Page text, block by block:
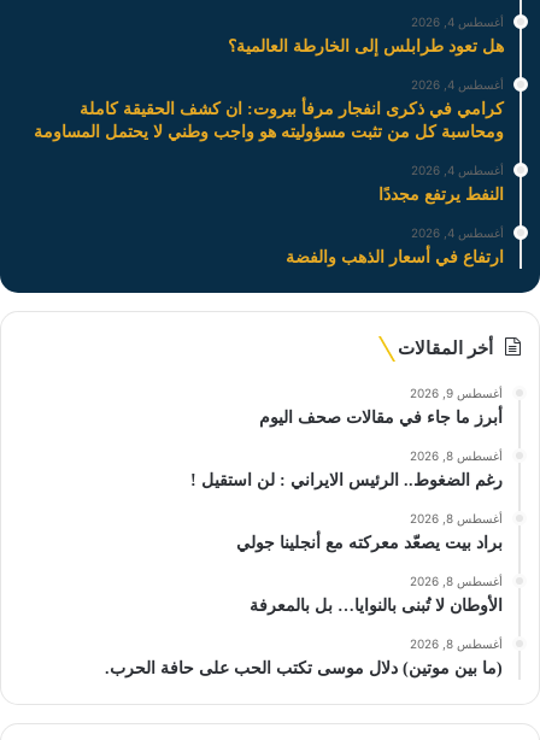
أغسطس 4, 2026
هل تعود طرابلس إلى الخارطة العالمية؟
أغسطس 4, 2026
كرامي في ذكرى انفجار مرفأ بيروت: ان كشف الحقيقة كاملة
ومحاسبة كل من تثبت مسؤوليته هو واجب وطني لا يحتمل المساومة
أغسطس 4, 2026
النفط يرتفع مجددًا
أغسطس 4, 2026
ارتفاع في أسعار الذهب والفضة
أخر المقالات
أغسطس 9, 2026
أبرز ما جاء في مقالات صحف اليوم
أغسطس 8, 2026
رغم الضغوط.. الرئيس الايراني : لن استقيل !
أغسطس 8, 2026
براد بيت يصعّد معركته مع أنجلينا جولي
أغسطس 8, 2026
الأوطان لا تُبنى بالنوايا… بل بالمعرفة
أغسطس 8, 2026
(ما بين موتين) دلال موسى تكتب الحب على حافة الحرب.